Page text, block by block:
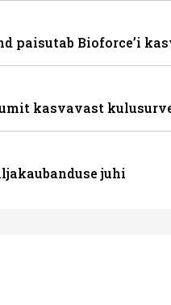
paisutab Bioforce’i
kasvavast
juhi